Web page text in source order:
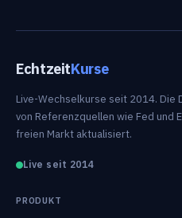
EchtzeitKurse
Live-Wechselkurse seit 2014. Die
von Referenzquellen wie Fed und
freien Markt aktualisiert.
Live seit 2014
PRODUKT